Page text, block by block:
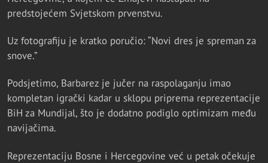
predstojećem Svjetskom prvenstvu.
Uz fotografiju je kratko poručio: “Novi dres je spreman za
snove.”
Podsjetimo, Barbarez je jučer na raspolaganju imao
kompletan igrački kadar u sklopu priprema reprezentacije
BiH za Mundijal, što je dodatno podiglo optimizam među
navijačima.
Reprezentaciju Bosne i Hercegovine već u petak očekuje